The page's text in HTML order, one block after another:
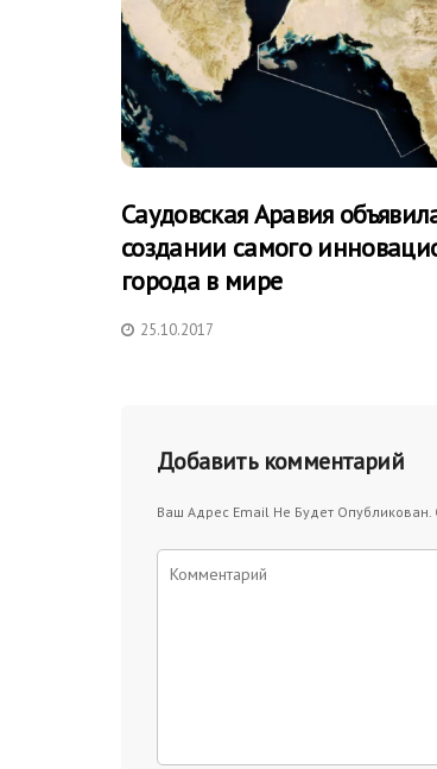
Саудовская Аравия
создании самого
города в мире
25.10.2017
Добавить комментарий
Ваш Адрес Email Не Будет Опубликован.